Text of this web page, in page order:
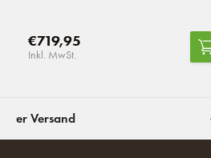
€719,95
Inkl. MwSt.
Versand